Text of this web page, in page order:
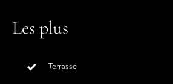
Les plus
Terrasse